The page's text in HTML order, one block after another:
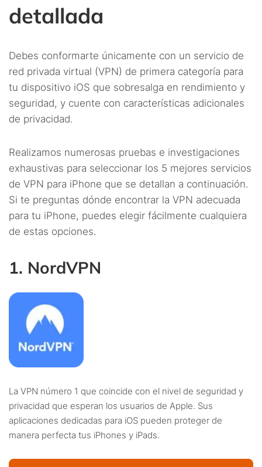
detallada
Debes conformarte únicamente con un servicio de
red privada virtual (VPN) de primera categoría para
tu dispositivo iOS que sobresalga en rendimiento y
seguridad, y cuente con características adicionales
de privacidad.
Realizamos numerosas pruebas e investigaciones
exhaustivas para seleccionar los 5 mejores servicios
de VPN para iPhone que se detallan a continuación.
Si te preguntas dónde encontrar la VPN adecuada
para tu iPhone, puedes elegir fácilmente cualquiera
de estas opciones.
1. NordVPN
La VPN número 1 que coincide con el nivel de seguridad y
privacidad que esperan los usuarios de Apple. Sus
aplicaciones dedicadas para iOS pueden proteger de
manera perfecta tus iPhones y iPads.